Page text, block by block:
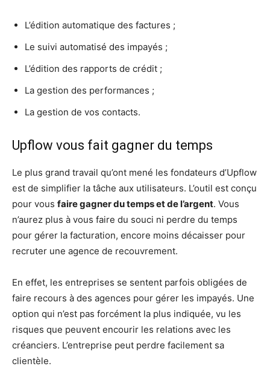
L’édition automatique des factures ;
Le suivi automatisé des impayés ;
L’édition des rapports de crédit ;
La gestion des performances ;
La gestion de vos contacts.
Upflow vous fait gagner du temps
Le plus grand travail qu’ont mené les fondateurs d’Upflow
est de simplifier la tâche aux utilisateurs. L’outil est conçu
pour vous faire gagner du temps et de l’argent. Vous
n’aurez plus à vous faire du souci ni perdre du temps
pour gérer la facturation, encore moins décaisser pour
recruter une agence de recouvrement.
En effet, les entreprises se sentent parfois obligées de
faire recours à des agences pour gérer les impayés. Une
option qui n’est pas forcément la plus indiquée, vu les
risques que peuvent encourir les relations avec les
créanciers. L’entreprise peut perdre facilement sa
clientèle.